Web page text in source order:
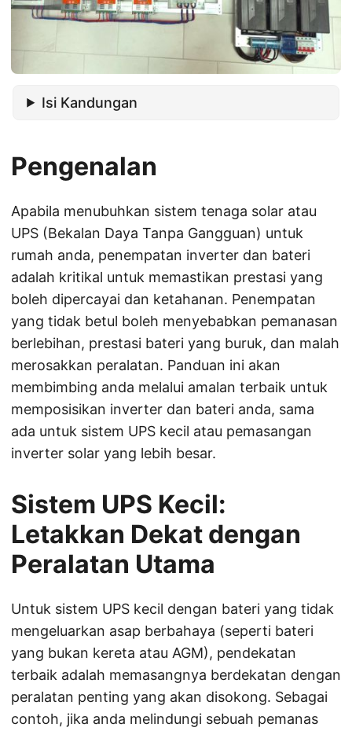
Isi Kandungan
Pengenalan
Apabila menubuhkan sistem tenaga solar atau
UPS (Bekalan Daya Tanpa Gangguan) untuk
rumah anda, penempatan inverter dan bateri
adalah kritikal untuk memastikan prestasi yang
boleh dipercayai dan ketahanan. Penempatan
yang tidak betul boleh menyebabkan pemanasan
berlebihan, prestasi bateri yang buruk, dan malah
merosakkan peralatan. Panduan ini akan
membimbing anda melalui amalan terbaik untuk
memposisikan inverter dan bateri anda, sama
ada untuk sistem UPS kecil atau pemasangan
inverter solar yang lebih besar.
Sistem UPS Kecil:
Letakkan Dekat dengan
Peralatan Utama
Untuk sistem UPS kecil dengan bateri yang tidak
mengeluarkan asap berbahaya (seperti bateri
yang bukan kereta atau AGM), pendekatan
terbaik adalah memasangnya berdekatan dengan
peralatan penting yang akan disokong. Sebagai
contoh, jika anda melindungi sebuah pemanas